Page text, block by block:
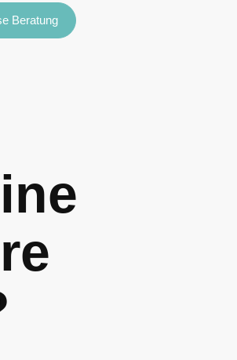
Beratung